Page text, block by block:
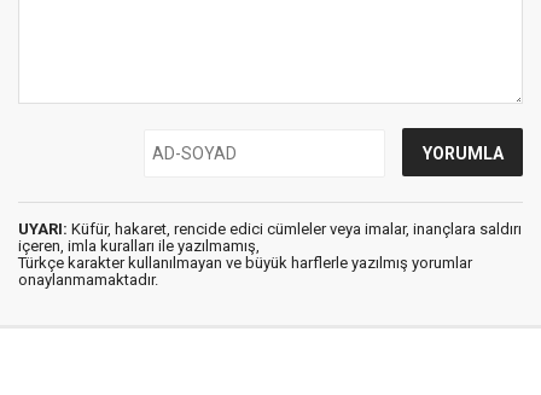
UYARI: Küfür, hakaret, rencide edici cümleler veya imalar, inançlara saldırı
içeren, imla kuralları ile yazılmamış,
Türkçe karakter kullanılmayan ve büyük harflerle yazılmış yorumlar
onaylanmamaktadır.